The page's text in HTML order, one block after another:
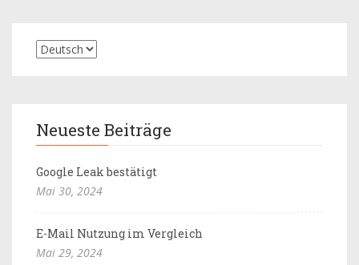
Neueste Beiträge
Google Leak bestätigt
Mai 30, 2024
E-Mail Nutzung im Vergleich
Mai 29, 2024